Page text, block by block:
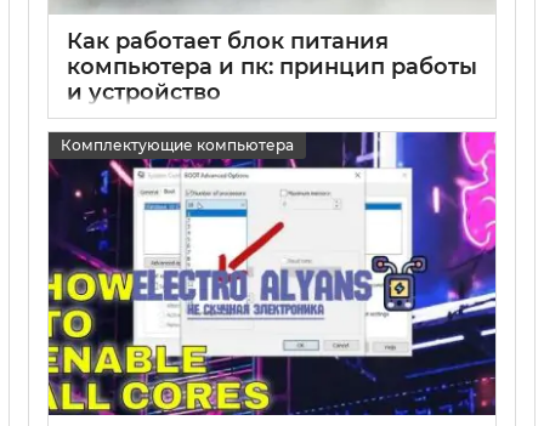
Как работает блок питания
компьютера и пк: принцип работы
и устройство
Комплектующие компьютера